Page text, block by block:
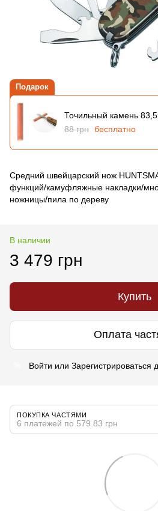
Подарок
Точильный камень
88 грн бесплатно
Средний швейцарский нож
функций/камуфляжные накладки/
ножницы/пила по дереву
В наличии
3 479 грн
Купить
Оплата
Войти или Зарегистрироваться
ПОКУПКА ЧАСТЯМИ
6 платежей по 579.83 грн